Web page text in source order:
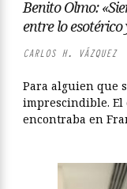
Benito Olmo:
entre lo
CARLOS H. VÁZQUEZ
Para alguien que
imprescindible. El
encontraba en